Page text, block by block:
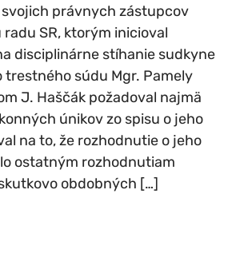
právnych zástupcov
SR, ktorým inicioval
disciplinárne stíhanie sudkyne
trestného súdu Mgr. Pamely
J. Haščák požadoval najmä
únikov zo spisu o jeho
na to, že rozhodnutie o jeho
ostatným rozhodnutiam
obdobných […]